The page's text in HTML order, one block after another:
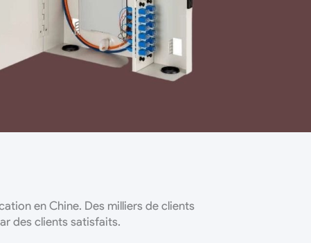
en Chine. Des milliers de clients
des clients satisfaits.